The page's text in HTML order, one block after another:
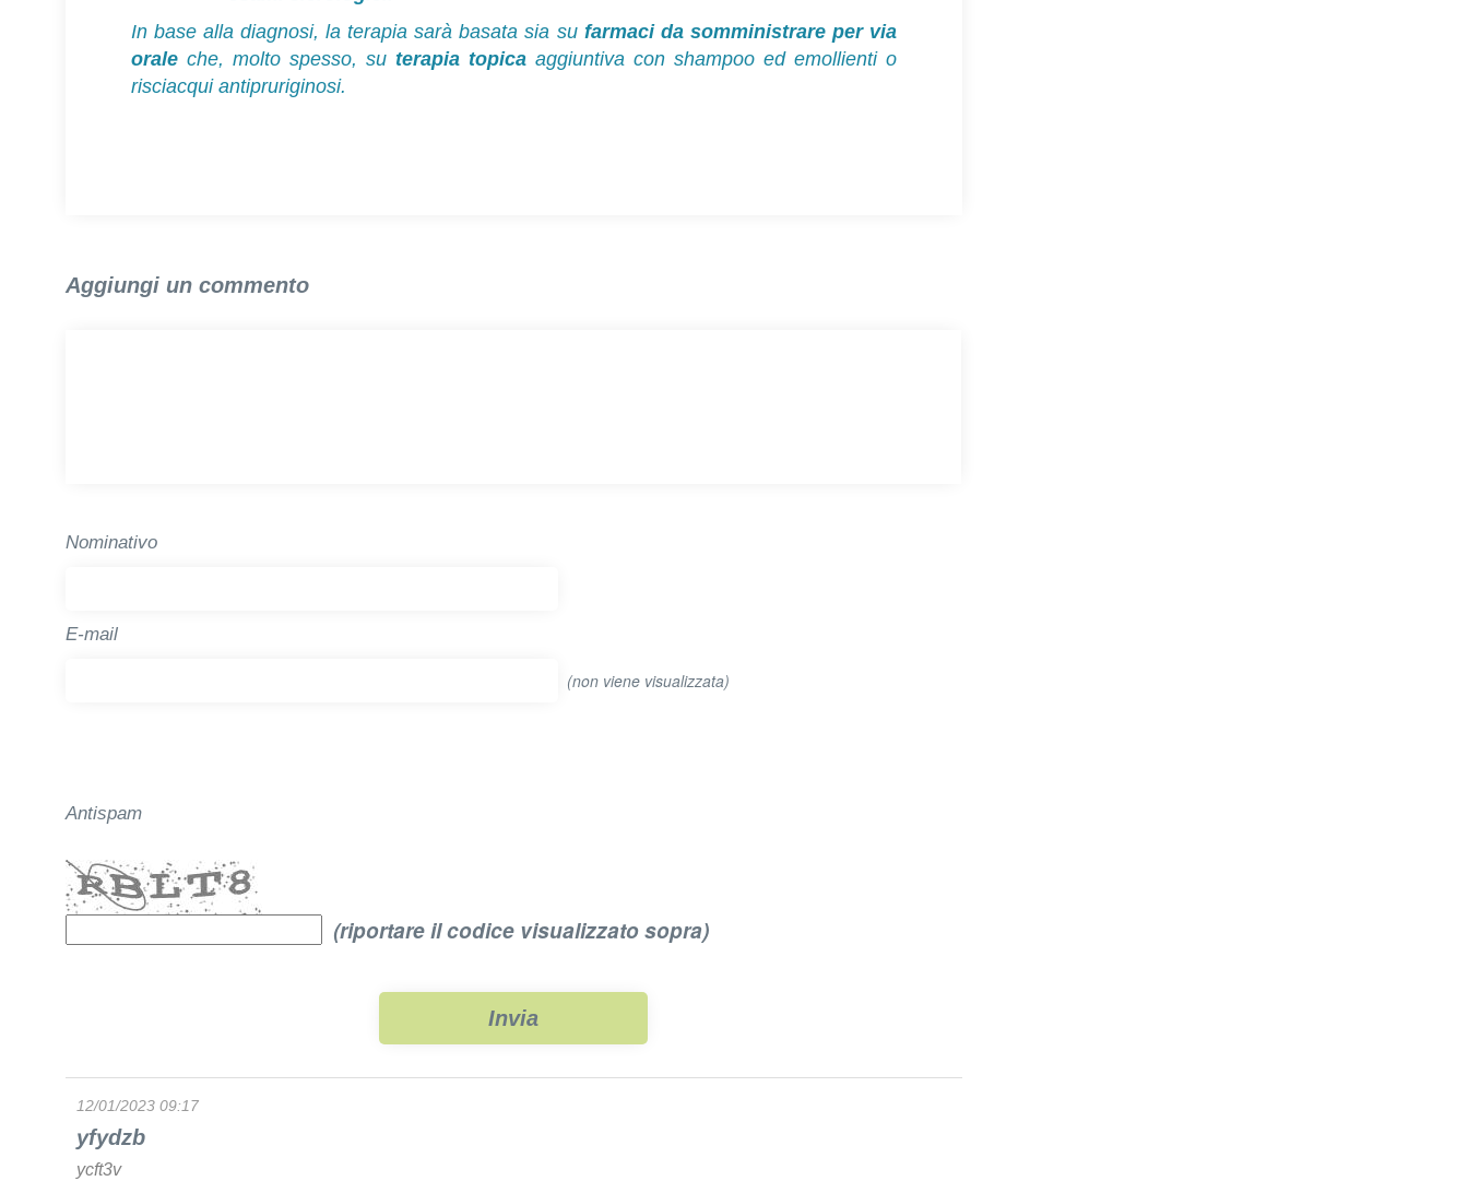
In base alla diagnosi, la terapia sarà basata sia su farmaci da somministrare per via
orale che, molto spesso, su terapia topicaaggiuntiva con shampoo ed emollienti o
risciacqui antipruriginosi.
Aggiungi un commento
Nominativo
E-mail
(non viene visualizzata)
Antispam
(riportare il codice visualizzato sopra)
12/01/2023 09:17
yfydzb
ycft3v